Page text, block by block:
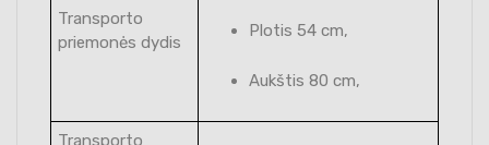
Transporto
priemonės dydis
Plotis 54 cm,
Aukštis 80 cm,
Transporto